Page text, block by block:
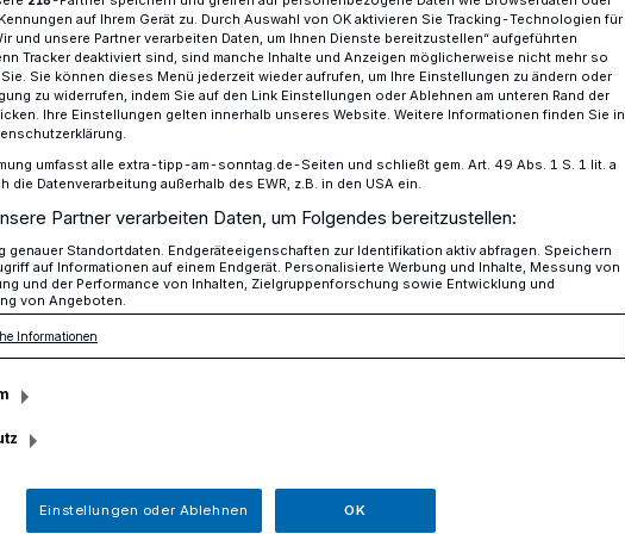
bringt Kinderbuch-Helden in Lank auf die Bühne
– für die Olchis
Wenn der Babysitter kommt“
Mülheim an der Ruhr am Sonntag, 27.
Wasserturm an der Rheinstraße 10 in
auf Ihrem Gerät zu. Durch Auswahl von OK aktivieren Sie Tracking-Technologien für
und unsere Partner verarbeiten Daten, um Ihnen Dienste bereitzustellen“ aufgeführten
Tracker deaktiviert sind, sind manche Inhalte und Anzeigen möglicherweise nicht mehr so
Sie können dieses Menü jederzeit wieder aufrufen, um Ihre Einstellungen zu ändern oder
zu widerrufen, indem Sie auf den Link Einstellungen oder Ablehnen am unteren Rand der
Ihre Einstellungen gelten innerhalb unseres Website. Weitere Informationen finden Sie in
umfasst alle extra-tipp-am-sonntag.de-Seiten und schließt gem. Art. 49 Abs. 1 S. 1 lit. a
die Datenverarbeitung außerhalb des EWR, z.B. in den USA ein.
Partner verarbeiten Daten, um Folgendes bereitzustellen:
genauer Standortdaten. Endgeräteeigenschaften zur Identifikation aktiv abfragen. Speichern
auf Informationen auf einem Endgerät. Personalisierte Werbung und Inhalte, Messung von
und der Performance von Inhalten, Zielgruppenforschung sowie Entwicklung und
von Angeboten.
Informationen
Einstellungen oder Ablehnen OK